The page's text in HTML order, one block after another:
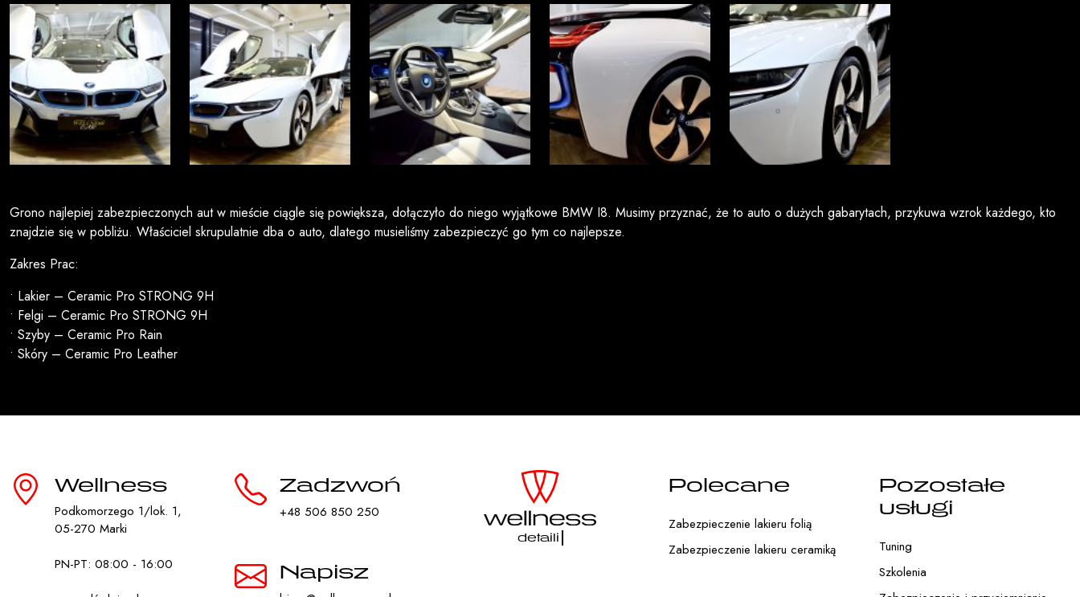
Grono najlepiej zabezpieczonych aut w mieście ciągle się powiększa, dołączyło do niego wyjątkowe BMW I8. Musimy przyznać, że to auto o dużych gabarytach, przykuwa wzrok każdego, kto
znajdzie się w pobliżu. Właściciel skrupulatnie dba o auto, dlatego musieliśmy zabezpieczyć go tym co najlepsze.
Zakres Prac:
• Lakier – Ceramic Pro STRONG 9H
• Felgi – Ceramic Pro STRONG 9H
• Szyby – Ceramic Pro Rain
• Skóry – Ceramic Pro Leather
Wellness
Podkomorzego 1/lok. 1,
05-270 Marki
PN-PT: 08:00 - 16:00
Zadzwoń
+48 506 850 250
Napisz
detailing
Polecane
Zabezpieczenie lakieru folią
Zabezpieczenie lakieru ceramiką
Pozostałe
usługi
Tuning
Szkolenia